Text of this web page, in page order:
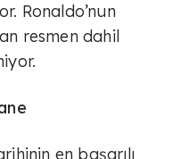
Ronaldo’nun
resmen dahil
en başarılı